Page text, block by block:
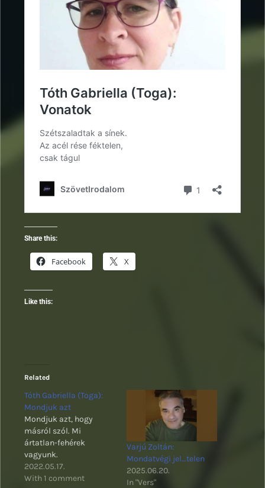
Share this:
Facebook X
Like this:
Related
Tóth Gabriella (Toga):
Mondjuk azt
Mondjuk azt, hogy
másról szól. Mi
ártatlan-fehérek
vagyunk.
2022.05.17.
With 1 comment
Varjú Zoltán:
Mondatvégi jel…telen
2025.06.20.
In "Vers"